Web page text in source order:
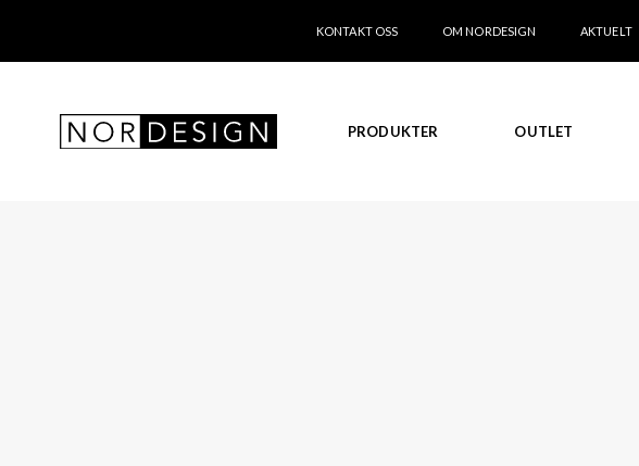
KONTAKT OSS OM NORDESIGN AKTUELT
PRODUKTER OUTLET